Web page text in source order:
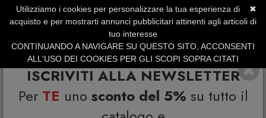
ISCRIVITI ALLA NEWSLETTER
Per TE uno sconto del 5% su tutto il
SERVIZIO CLIENTI +39.0773.470.562
SUMMER SALES | Fino al 40% di Sconto
✖
Utilizziamo i cookies per personalizzare la tua esperienza di
acquisto e per mostrarti annunci pubblicitari attinenti agli articoli di
tuo interesse
CONTINUANDO A NAVIGARE SU QUESTO SITO, ACCONSENTI
ALL'USO DEI COOKIES PER GLI SCOPI SOPRA CITATI